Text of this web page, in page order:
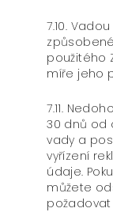
7.10.
použitého
míře jeho
7.11.
30 dnů od
vady a
vyřízení
údaje.
můžete